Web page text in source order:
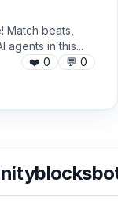
Match beats,
agents in this...
❤️ 0 💬 0